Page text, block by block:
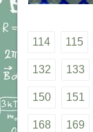
114 115
132 133
150 151
168 169